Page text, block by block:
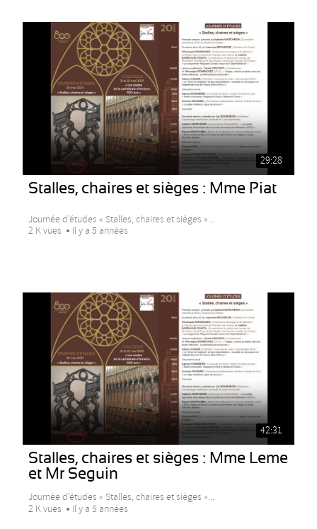
29:28
Stalles, chaires et sièges : Mme Piat
Journée d’études « Stalles, chaires et sièges »...
2 K vues
Il y a 5 années
42:31
Stalles, chaires et sièges : Mme Leme
et Mr Seguin
Journée d’études « Stalles, chaires et sièges »...
2 K vues
Il y a 5 années